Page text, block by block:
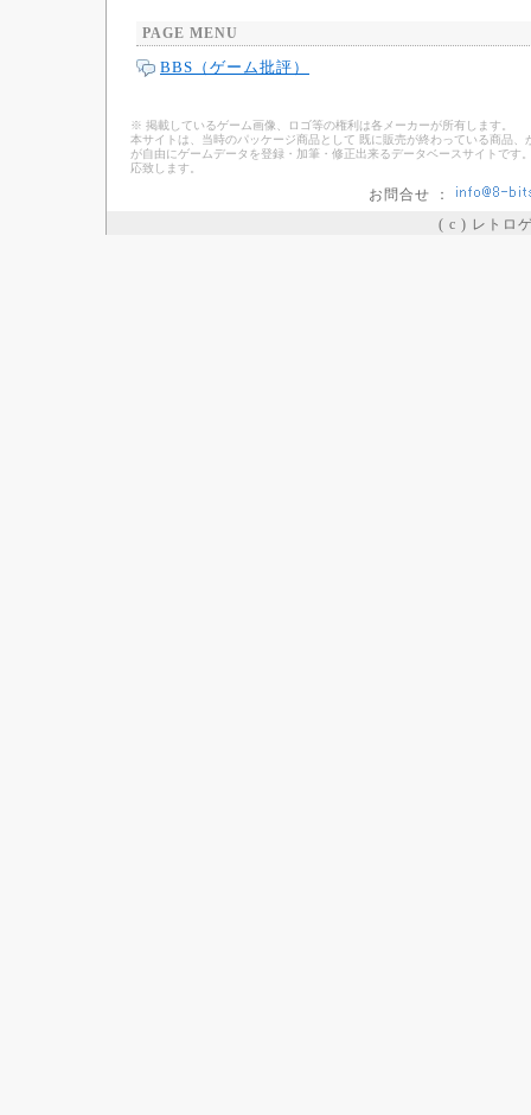
PAGE MENU
BBS（ゲーム批評）
※ 掲載しているゲーム画像、ロゴ等の権利は各メーカーが所有します。
本サイトは、当時のパッケージ商品として 既に販売が終わっている商品
が自由にゲームデータを登録・加筆・修正出来るデータベースサイトで
応致します。
お問合せ ：
( c ) レトロ